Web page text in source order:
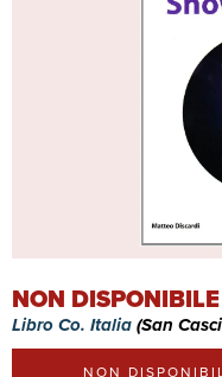
NON DISPONIBILE
Libro Co. Italia(San
NON